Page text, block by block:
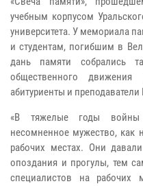
учебным корпусом
университета. У мемориала
и студентам, погибшим в
дань памяти собрались
общественного движения
абитуриенты и преподаватели
«В тяжелые годы войны
несомненное мужество, как
рабочих местах. Они
опоздания и прогулы, тем
специалистов на